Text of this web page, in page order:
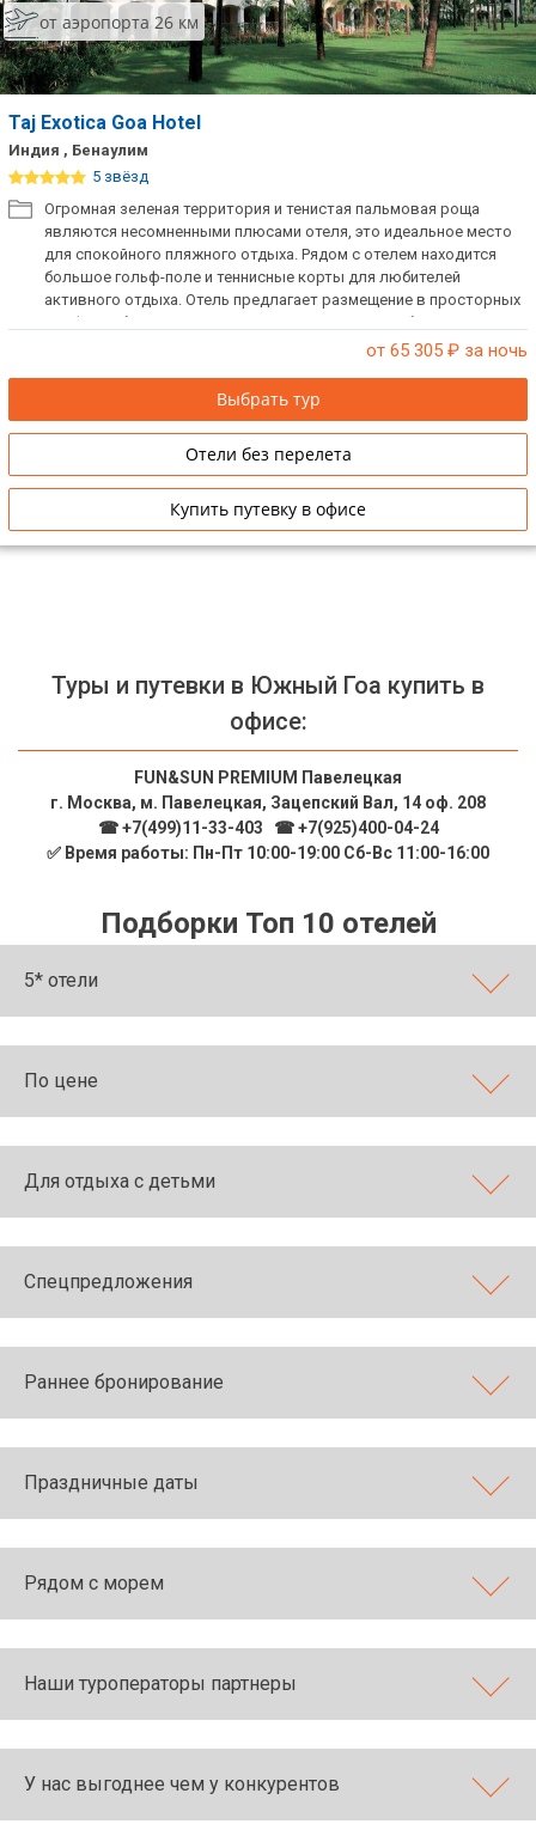
от аэропорта 26 км
Taj Exotica Goa Hotel
Индия , Бенаулим
5 звёзд
Огромная зеленая территория и тенистая пальмовая роща
являются несомненными плюсами отеля, это идеальное место
для спокойного пляжного отдыха. Рядом с отелем находится
большое гольф-поле и теннисные корты для любителей
активного отдыха. Отель предлагает размещение в просторных
комфортабельных номерах с современными удобствами и
великолепным видом на окружающую природу и море.
от 65 305 ₽ за ночь
Выбрать тур
Отели без перелета
Купить путевку в офисе
Туры и путевки в Южный Гоа купить в
офисе:
FUN&SUN PREMIUM Павелецкая
г. Москва, м. Павелецкая, Зацепский Вал, 14 оф. 208
☎ +7(499)11-33-403
☎ +7(925)400-04-24
✅ Время работы: Пн-Пт 10:00-19:00 Сб-Вс 11:00-16:00
Подборки Топ 10 отелей
5* отели
По цене
Для отдыха с детьми
Спецпредложения
Раннее бронирование
Праздничные даты
Рядом с морем
Наши туроператоры партнеры
У нас выгоднее чем у конкурентов